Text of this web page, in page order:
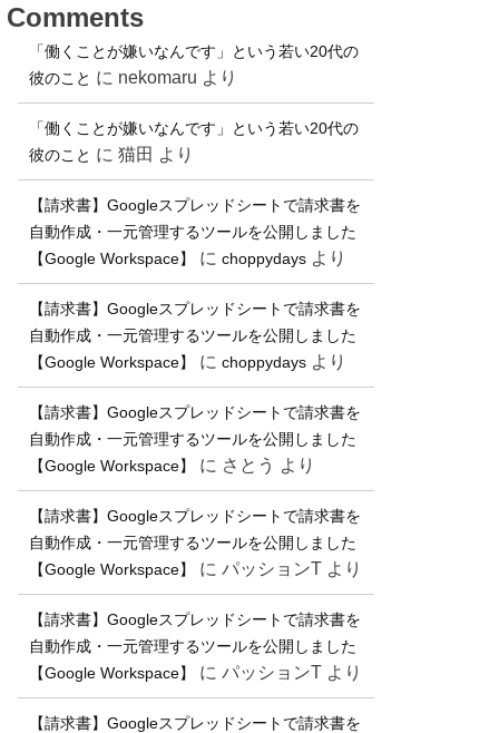
Comments
「働くことが嫌いなんです」という若い20代の
彼のこと に nekomaru より
「働くことが嫌いなんです」という若い20代の
彼のこと に 猫田 より
【請求書】Googleスプレッドシートで請求書を
自動作成・一元管理するツールを公開しました
【Google Workspace】
に choppydays より
【請求書】Googleスプレッドシートで請求書を
自動作成・一元管理するツールを公開しました
【Google Workspace】
に choppydays より
【請求書】Googleスプレッドシートで請求書を
自動作成・一元管理するツールを公開しました
【Google Workspace】
に さとう より
【請求書】Googleスプレッドシートで請求書を
自動作成・一元管理するツールを公開しました
【Google Workspace】
に パッションT より
【請求書】Googleスプレッドシートで請求書を
自動作成・一元管理するツールを公開しました
【Google Workspace】
に パッションT より
【請求書】Googleスプレッドシートで請求書を